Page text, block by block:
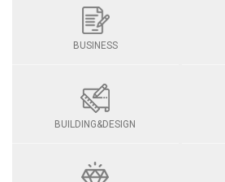
BUSINESS
BUILDING&DESIGN